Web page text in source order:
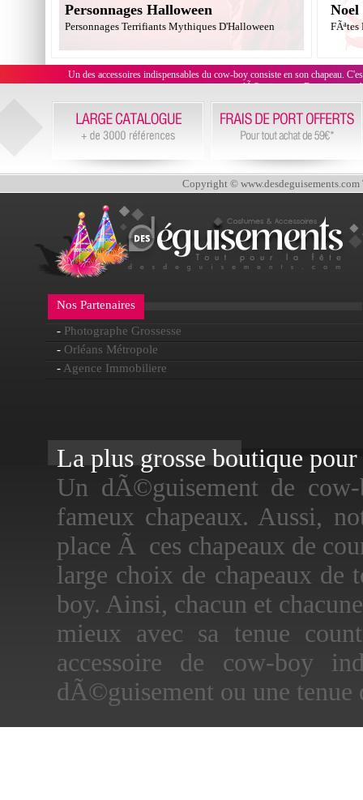
Personnages Halloween
Personnages Terrifiants Mythiques D'Halloween
Noel
Un des accessoires indispensables du cow-boy consiste en son chapeau.
dÃ©guisement. En outre, ces
Copyright © www.desdeguisements.com
Nos Partenaires
- Photographe Grossesse
- Orléans Métropole
- Agence Immobiliere
La plus grosse boutique
Un dÃ©guisement de
fameux chapeaux. Aussi,
place Ã ces chapeaux de
large choix de chapeaux de
boy. Ainsi, chacun et
mieux avec sa tenue
accessoire de cow-boy
dÃ©guisement ou une